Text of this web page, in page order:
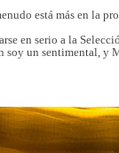
está más en la
en serio a la
soy un sentimental, y